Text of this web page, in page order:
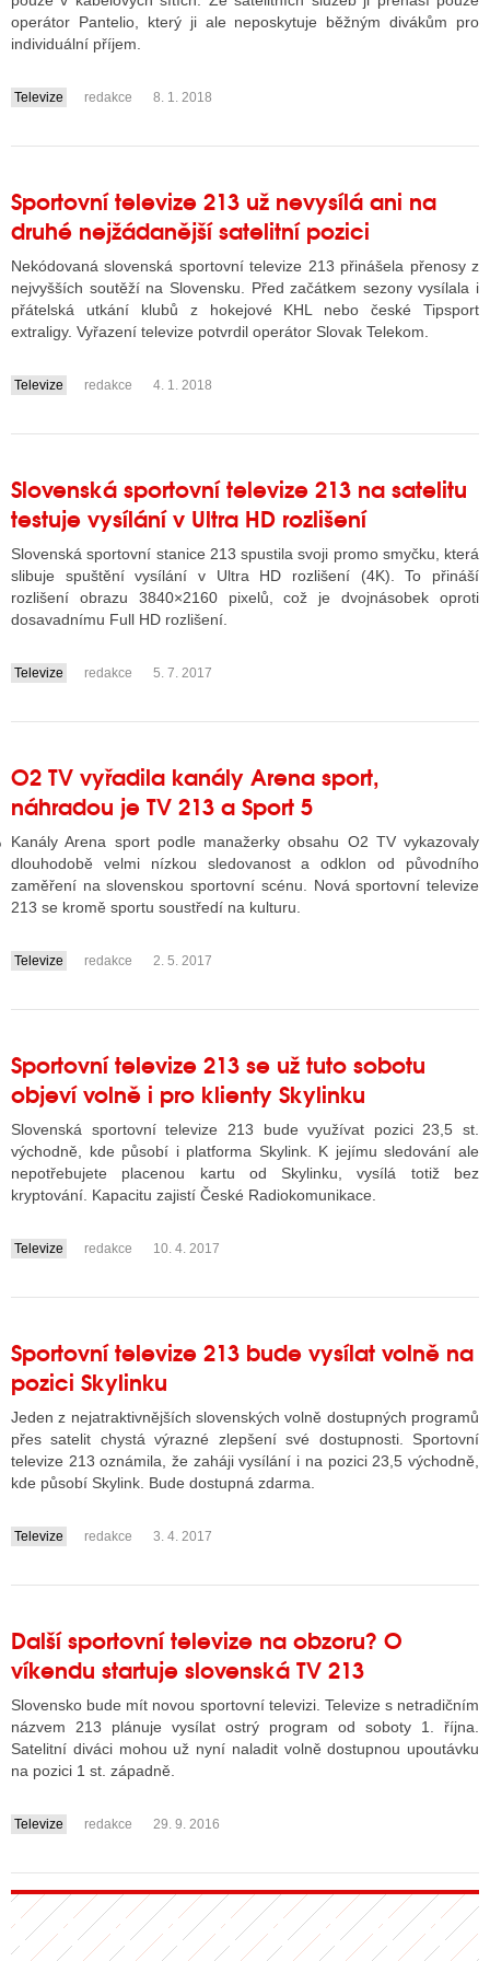
TELEVIZÍ
INTERNET
RÁDIA
STRÁNKY RÁDIÍ
STÁT BLOGEREM
DISKUTÉRA NA RADIOTV
STARŠÍCH DISKUZÍ
operátor Pantelio, který ji ale neposkytuje běžným divákům pro
individuální příjem.
....
Televize redakce 8. 1. 2018
Sportovní televize 213 už nevysílá ani na
druhé nejžádanější satelitní pozici
Nekódovaná slovenská sportovní televize 213 přinášela přenosy z
nejvyšších soutěží na Slovensku. Před začátkem sezony vysílala i
přátelská utkání klubů z hokejové KHL nebo české Tipsport
extraligy. Vyřazení televize potvrdil operátor Slovak Telekom.
....
Televize redakce 4. 1. 2018
Slovenská sportovní televize 213 na satelitu
testuje vysílání v Ultra HD rozlišení
Slovenská sportovní stanice 213 spustila svoji promo smyčku, která
slibuje spuštění vysílání v Ultra HD rozlišení (4K). To přináší
rozlišení obrazu 3840×2160 pixelů, což je dvojnásobek oproti
dosavadnímu Full HD rozlišení.
....
Televize redakce 5. 7. 2017
O2 TV vyřadila kanály Arena sport,
náhradou je TV 213 a Sport 5
Kanály Arena sport podle manažerky obsahu O2 TV vykazovaly
dlouhodobě velmi nízkou sledovanost a odklon od původního
zaměření na slovenskou sportovní scénu. Nová sportovní televize
213 se kromě sportu soustředí na kulturu.
....
Televize redakce 2. 5. 2017
Sportovní televize 213 se už tuto sobotu
objeví volně i pro klienty Skylinku
Slovenská sportovní televize 213 bude využívat pozici 23,5 st.
východně, kde působí i platforma Skylink. K jejímu sledování ale
nepotřebujete placenou kartu od Skylinku, vysílá totiž bez
kryptování. Kapacitu zajistí České Radiokomunikace.
....
Televize redakce 10. 4. 2017
Sportovní televize 213 bude vysílat volně na
pozici Skylinku
Jeden z nejatraktivnějších slovenských volně dostupných programů
přes satelit chystá výrazné zlepšení své dostupnosti. Sportovní
televize 213 oznámila, že zaháji vysílání i na pozici 23,5 východně,
kde působí Skylink. Bude dostupná zdarma.
....
Televize redakce 3. 4. 2017
Další sportovní televize na obzoru? O
víkendu startuje slovenská TV 213
Slovensko bude mít novou sportovní televizi. Televize s netradičním
názvem 213 plánuje vysílat ostrý program od soboty 1. října.
Satelitní diváci mohou už nyní naladit volně dostupnou upoutávku
na pozici 1 st. západně.
....
Televize redakce 29. 9. 2016